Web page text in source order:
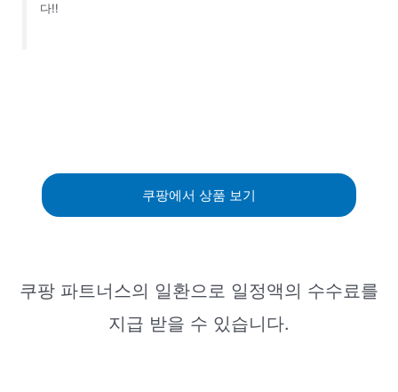
다!!
쿠팡에서 상품 보기
쿠팡 파트너스의 일환으로 일정액의 수수료를
지급 받을 수 있습니다.